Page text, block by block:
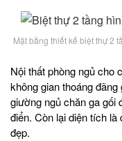
Mặt bằng thiết kế biệt thự 2
Nội thất phòng ngủ cho
không gian thoáng
giường ngủ chăn ga gối
điển. Còn lại diện tích
đẹp.